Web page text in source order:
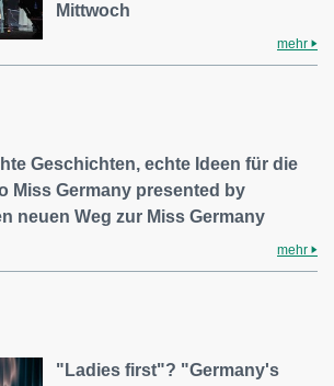
Mittwoch
mehr
Geschichten, echte Ideen für die
Miss Germany presented by
neuen Weg zur Miss Germany
mehr
"Ladies first"? "Germany's